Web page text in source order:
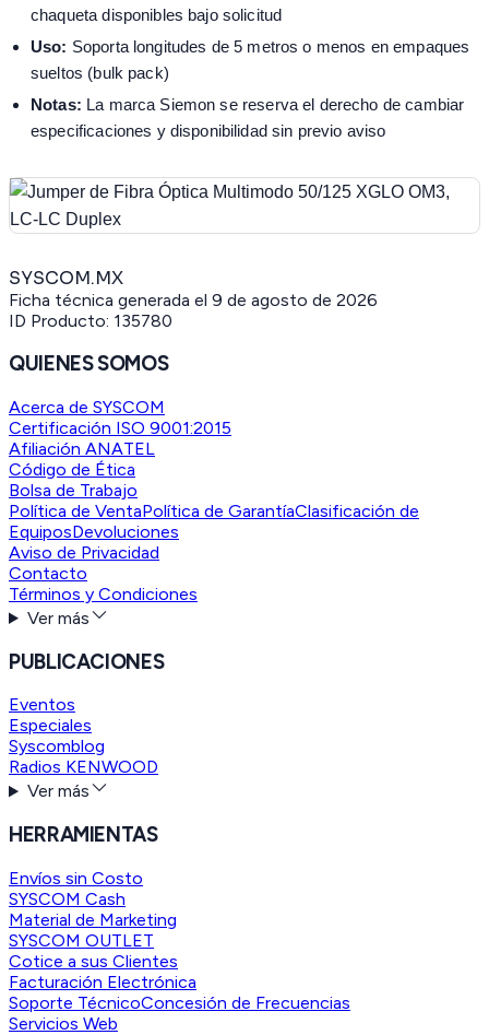
chaqueta disponibles bajo solicitud
Uso: Soporta longitudes de 5 metros o menos en empaques
sueltos (bulk pack)
Notas: La marca Siemon se reserva el derecho de cambiar
especificaciones y disponibilidad sin previo aviso
SYSCOM.MX
Ficha técnica generada el 9 de agosto de 2026
ID Producto: 135780
QUIENES SOMOS
Acerca de SYSCOM
Certificación ISO 9001:2015
Afiliación ANATEL
Código de Ética
Bolsa de Trabajo
Política de VentaPolítica de GarantíaClasificación de
EquiposDevoluciones
Aviso de Privacidad
Contacto
Términos y Condiciones
Ver más
PUBLICACIONES
Eventos
Especiales
Syscomblog
Radios KENWOOD
Ver más
HERRAMIENTAS
Envíos sin Costo
SYSCOM Cash
Material de Marketing
SYSCOM OUTLET
Cotice a sus Clientes
Facturación Electrónica
Soporte TécnicoConcesión de Frecuencias
Servicios Web